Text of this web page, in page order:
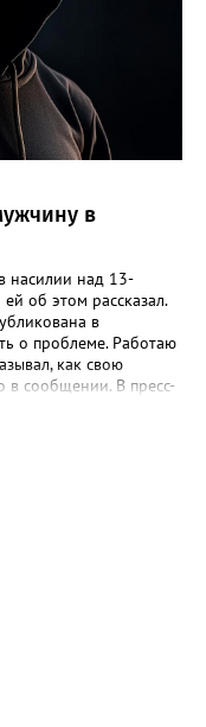
на
с ГОСТ,
наличие строго
время они не
по мере
в
насилии над 13-
об этом рассказал.
в
о проблеме. Работаю
как свою
в сообщении. В пресс-